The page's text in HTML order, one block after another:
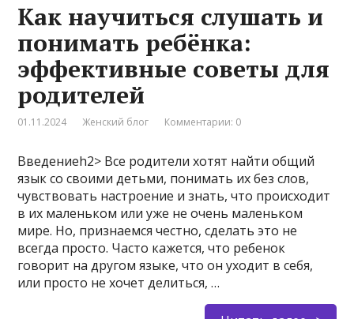
Как научиться слушать и
понимать ребёнка:
эффективные советы для
родителей
01.11.2024 Женский блог Комментарии: 0
Введениеh2> Все родители хотят найти общий
язык со своими детьми, понимать их без слов,
чувствовать настроение и знать, что происходит
в их маленьком или уже не очень маленьком
мире. Но, признаемся честно, сделать это не
всегда просто. Часто кажется, что ребенок
говорит на другом языке, что он уходит в себя,
или просто не хочет делиться, …